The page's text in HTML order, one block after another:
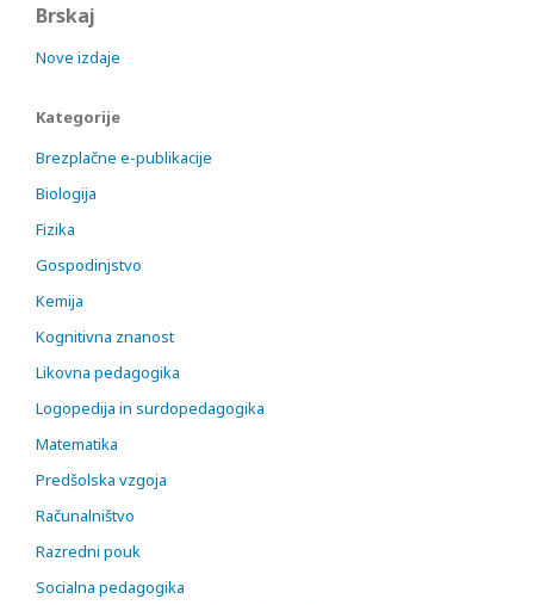
Brskaj
Nove izdaje
Kategorije
Brezplačne e-publikacije
Biologija
Fizika
Gospodinjstvo
Kemija
Kognitivna znanost
Likovna pedagogika
Logopedija in surdopedagogika
Matematika
Predšolska vzgoja
Računalništvo
Razredni pouk
Socialna pedagogika